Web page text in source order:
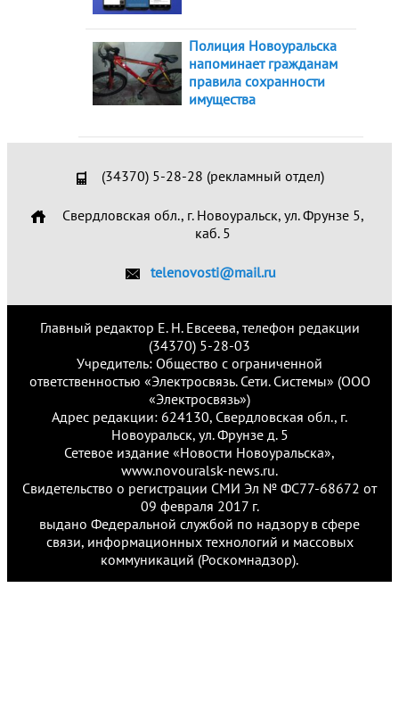
Полиция Новоуральска
напоминает гражданам
правила сохранности
имущества
(34370) 5-28-28 (рекламный отдел)
Свердловская обл., г. Новоуральск, ул. Фрунзе 5,
каб. 5
telenovosti@mail.ru
Главный редактор Е. Н. Евсеева, телефон редакции
(34370) 5-28-03
Учредитель: Общество с ограниченной
ответственностью «Электросвязь. Сети. Системы» (ООО
«Электросвязь»)
Адрес редакции: 624130, Свердловская обл., г.
Новоуральск, ул. Фрунзе д. 5
Сетевое издание «Новости Новоуральска»,
www.novouralsk-news.ru.
Свидетельство о регистрации СМИ Эл № ФС77-68672 от
09 февраля 2017 г.
выдано Федеральной службой по надзору в сфере
связи, информационных технологий и массовых
коммуникаций (Роскомнадзор).